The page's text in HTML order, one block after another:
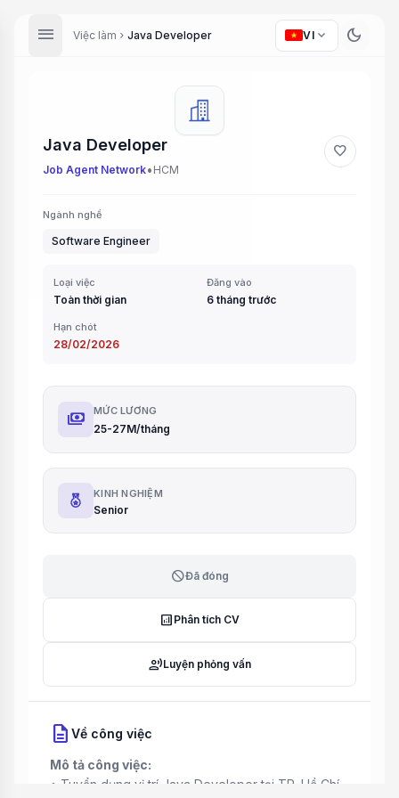
menu Việc làm chevron_right Java Developer VI expand_more dark_mode
Java Developer
Job Agent Network• HCM
favorite
Ngành nghề
Software Engineer
Loại việc
Toàn thời gian
Đăng vào
6 tháng trước
Hạn chót
28/02/2026
payments MỨC LƯƠNG
25-27M/tháng
KINH NGHIỆM
Senior
blockĐã đóng
analytics Phân tích CV
record_voice_overLuyện phỏng vấn
description Về công việc
Mô tả công việc:
• Tuyển dụng vị trí Java Developer tại TP. Hồ Chí